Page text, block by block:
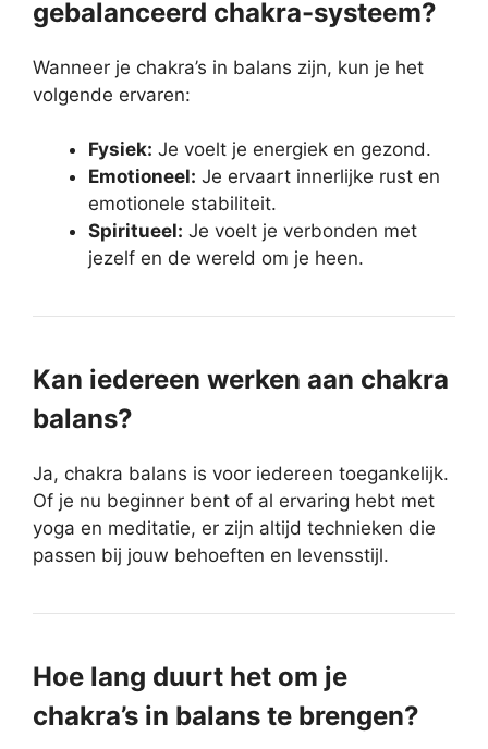
gebalanceerd chakra-systeem?
Wanneer je chakra’s in balans zijn, kun je het
volgende ervaren:
Fysiek: Je voelt je energiek en gezond.
Emotioneel: Je ervaart innerlijke rust en
emotionele stabiliteit.
Spiritueel: Je voelt je verbonden met
jezelf en de wereld om je heen.
Kan iedereen werken aan chakra
balans?
Ja, chakra balans is voor iedereen toegankelijk.
Of je nu beginner bent of al ervaring hebt met
yoga en meditatie, er zijn altijd technieken die
passen bij jouw behoeften en levensstijl.
Hoe lang duurt het om je
chakra’s in balans te brengen?